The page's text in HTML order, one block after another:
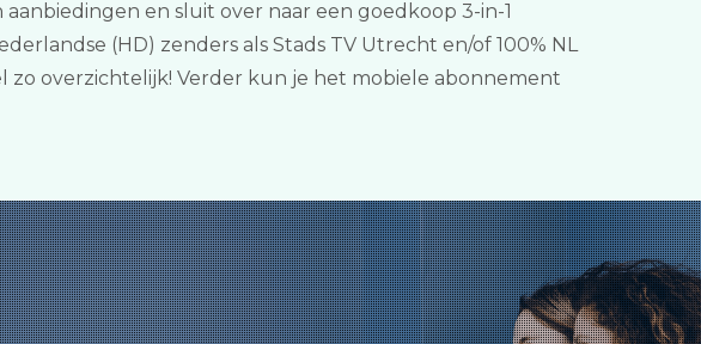
en sluit over naar een goedkoop 3-in-1
(HD) zenders als Stads TV Utrecht en/of 100% NL
zo overzichtelijk! Verder kun je het mobiele abonnement